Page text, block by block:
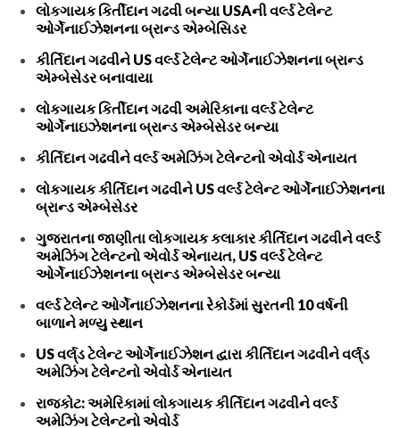
લોકગાયક કિર્તીદાન ગઢવી બન્યા USAની વર્લ્ડ ટેલેન્ટ
ઓર્ગેનાઈઝેશનના બ્રાન્ડ એમ્બેસિડર
કીર્તિદાન ગઢવીને US વર્લ્ડ ટેલેન્ટ ઓર્ગેનાઈઝેશનના બ્રાન્ડ
એમ્બેસેડર બનાવાયા
લોકગાયક કિર્તીદાન ગઢવી અમેરિકાના વર્લ્ડ ટેલેન્ટ
ઓર્ગેનાઇઝેશનના બ્રાન્ડ એમ્બેસેડર બન્યા
કીર્તિદાન ગઢવીને વર્લ્ડ અમેઝિંગ ટેલેન્ટનો એવોર્ડ એનાયત
લોકગાયક કીર્તિદાન ગઢવીને US વર્લ્ડ ટેલેન્ટ ઓર્ગેનાઈઝેશનના
બ્રાન્ડ એમ્બેસેડર
ગુજરાતના જાણીતા લોકગાયક કલાકાર કીર્તિદાન ગઢવીને વર્લ્ડ
અમેઝિંગ ટેલેન્ટનો એવોર્ડ એનાયત, US વર્લ્ડ ટેલેન્ટ
ઓર્ગેનાઈઝેશનના બ્રાન્ડ એમ્બેસેડર બન્યા
વર્લ્ડ ટેલેન્ટ ઓર્ગેનાઈઝેશનના રેકોર્ડમાં સુરતની 10 વર્ષની
બાળાને મળ્યુ સ્થાન
US વર્લ્‌ડ ટેલેન્ટ ઓર્ગેનાઈઝેશન દ્વારા કીર્તિદાન ગઢવીને વર્લ્‌ડ
અમેઝિંગ ટેલેન્ટનો એવોર્ડ એનાયત
રાજકોટ: અમેરિકામાં લોકગાયક કીર્તિદાન ગઢવીને વર્લ્ડ
અમેઝિંગ ટેલેન્ટનો એવોર્ડ